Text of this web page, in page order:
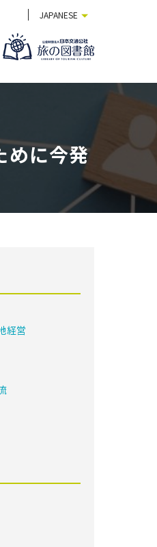
JAPANESE
めに今発
経営